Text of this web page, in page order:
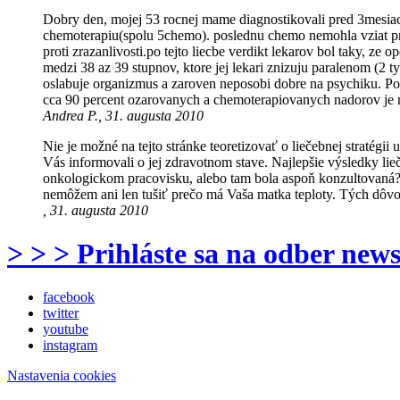
Dobry den, mojej 53 rocnej mame diagnostikovali pred
chemoterapiu(spolu 5chemo). poslednu chemo nemohla
proti zrazanlivosti.po tejto liecbe verdikt lekarov bol taky, ze
medzi 38 az 39 stupnov, ktore jej lekari znizuju paralenom (2
oslabuje organizmus a zaroven neposobi dobre na psychiku.
cca 90 percent ozarovanych a chemoterapiovanych nadorov je
Andrea P., 31. augusta 2010
Nie je možné na tejto stránke teoretizovať o liečebnej
Vás informovali o jej zdravotnom stave. Najlepšie výsledky
onkologickom pracovisku, alebo tam bola aspoň
nemôžem ani len tušiť prečo má Vaša matka teploty. Tých
, 31. augusta 2010
> > > Prihláste sa na odber
facebook
twitter
youtube
instagram
Nastavenia cookies